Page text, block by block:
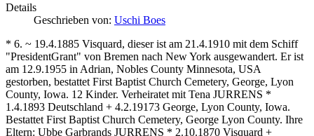
Details
Geschrieben von: Uschi Boes
* 6. ~ 19.4.1885 Visquard, dieser ist am 21.4.1910 mit dem Schiff
"PresidentGrant" von Bremen nach New York ausgewandert. Er ist
am 12.9.1955 in Adrian, Nobles County Minnesota, USA
gestorben, bestattet First Baptist Church Cemetery, George, Lyon
County, Iowa. 12 Kinder. Verheiratet mit Tena JURRENS *
1.4.1893 Deutschland + 4.2.19173 George, Lyon County, Iowa.
Bestattet First Baptist Church Cemetery, George Lyon County. Ihre
Eltern: Ubbe Garbrands JURRENS * 2.10.1870 Visquard +